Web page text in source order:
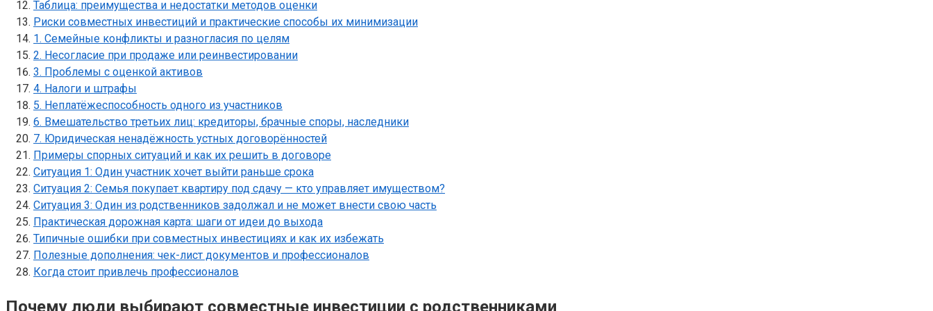
Таблица: преимущества и недостатки методов оценки
Риски совместных инвестиций и практические способы их минимизации
1. Семейные конфликты и разногласия по целям
2. Несогласие при продаже или реинвестировании
3. Проблемы с оценкой активов
4. Налоги и штрафы
5. Неплатёжеспособность одного из участников
6. Вмешательство третьих лиц: кредиторы, брачные споры, наследники
7. Юридическая ненадёжность устных договорённостей
Примеры спорных ситуаций и как их решить в договоре
Ситуация 1: Один участник хочет выйти раньше срока
Ситуация 2: Семья покупает квартиру под сдачу — кто управляет имуществом?
Ситуация 3: Один из родственников задолжал и не может внести свою часть
Практическая дорожная карта: шаги от идеи до выхода
Типичные ошибки при совместных инвестициях и как их избежать
Полезные дополнения: чек-лист документов и профессионалов
Когда стоит привлечь профессионалов
Почему люди выбирают совместные инвестиции с родственниками